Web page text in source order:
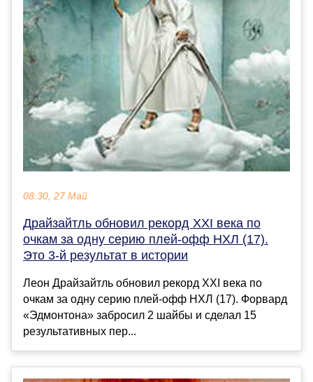
08:30, 27 Май
Драйзайтль обновил рекорд XXI века по
очкам за одну серию плей-офф НХЛ (17).
Это 3-й результат в истории
Леон Драйзайтль обновил рекорд XXI века по
очкам за одну серию плей-офф НХЛ (17). Форвард
«Эдмонтона» забросил 2 шайбы и сделал 15
результативных пер...